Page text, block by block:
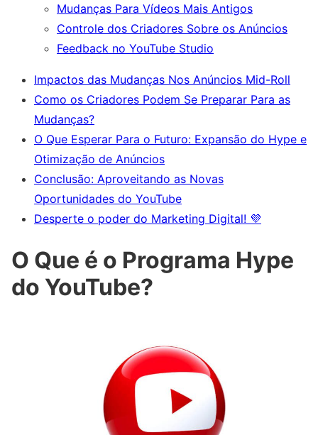
Mudanças Para Vídeos Mais Antigos
Controle dos Criadores Sobre os Anúncios
Feedback no YouTube Studio
Impactos das Mudanças Nos Anúncios Mid-Roll
Como os Criadores Podem Se Preparar Para as
Mudanças?
O Que Esperar Para o Futuro: Expansão do Hype e
Otimização de Anúncios
Conclusão: Aproveitando as Novas
Oportunidades do YouTube
Desperte o poder do Marketing Digital! 💜
O Que é o Programa Hype
do YouTube?